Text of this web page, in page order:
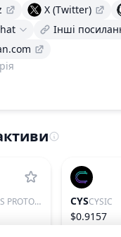
X (Twitter)
Інші
VIRTUALS PROTOCOL CYSCYSIC
$0.9157